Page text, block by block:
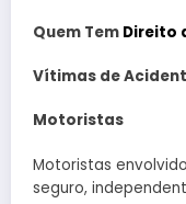
Quem Tem Direito
Vítimas de
Motoristas
Motoristas
seguro,